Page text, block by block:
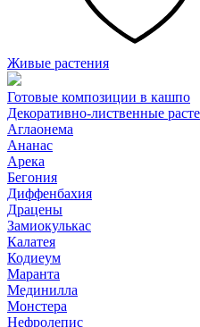
Живые растения
Готовые композиции в кашпо
Декоративно-лиственные
Аглаонема
Ананас
Арека
Бегония
Диффенбахия
Драцены
Замиокулькас
Калатея
Кодиеум
Маранта
Мединилла
Монстера
Нефролепис